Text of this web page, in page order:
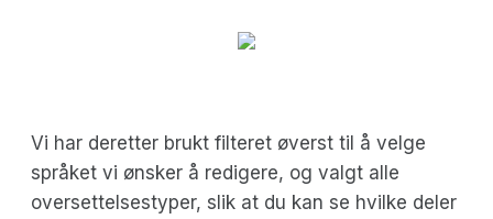
Vi har deretter brukt filteret øverst til å velge
språket vi ønsker å redigere, og valgt alle
oversettelsestyper, slik at du kan se hvilke deler